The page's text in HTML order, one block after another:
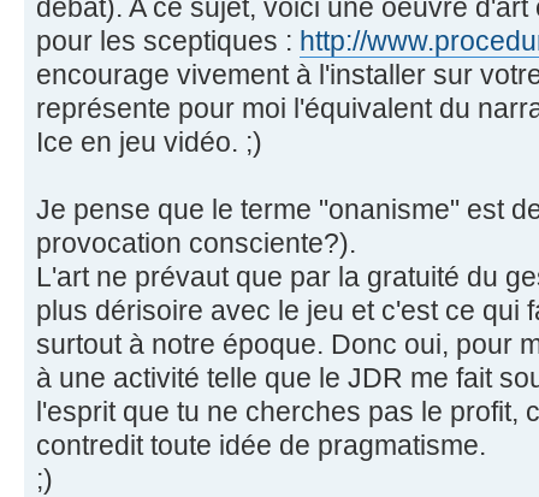
débat). A ce sujet, voici une oeuvre
pour les sceptiques : http://
encourage vivement à l'installer sur
représente pour moi l'équivalent du
Ice en jeu vidéo. ;)
Je pense que le terme "onanisme" est
provocation consciente?).
L'art ne prévaut que par la gratuité du
plus dérisoire avec le jeu et c'est ce qui
surtout à notre époque. Donc oui, pour
à une activité telle que le JDR me fait
l'esprit que tu ne cherches pas le profit,
contredit toute idée de pragmatisme.
;)